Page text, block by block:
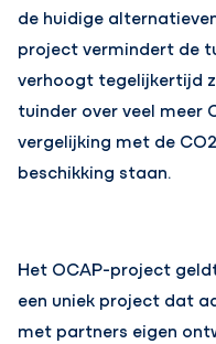
de huidige
project vermindert de
verhoogt tegelijkertijd
tuinder over veel meer
vergelijking met de
beschikking staan.
Het OCAP-project
een uniek project dat
met partners eigen